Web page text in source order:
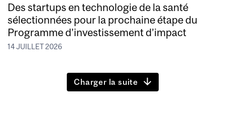
Des startups en technologie de la santé
sélectionnées pour la prochaine étape du
Programme d’investissement d’impact
14 JUILLET 2026
Charger la suite